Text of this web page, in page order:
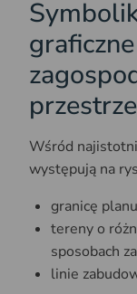
Wśród
występują na
granicę
tereny o
sposobach
linie